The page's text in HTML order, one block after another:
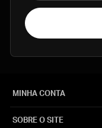
MINHA CONTA
SOBRE O SITE